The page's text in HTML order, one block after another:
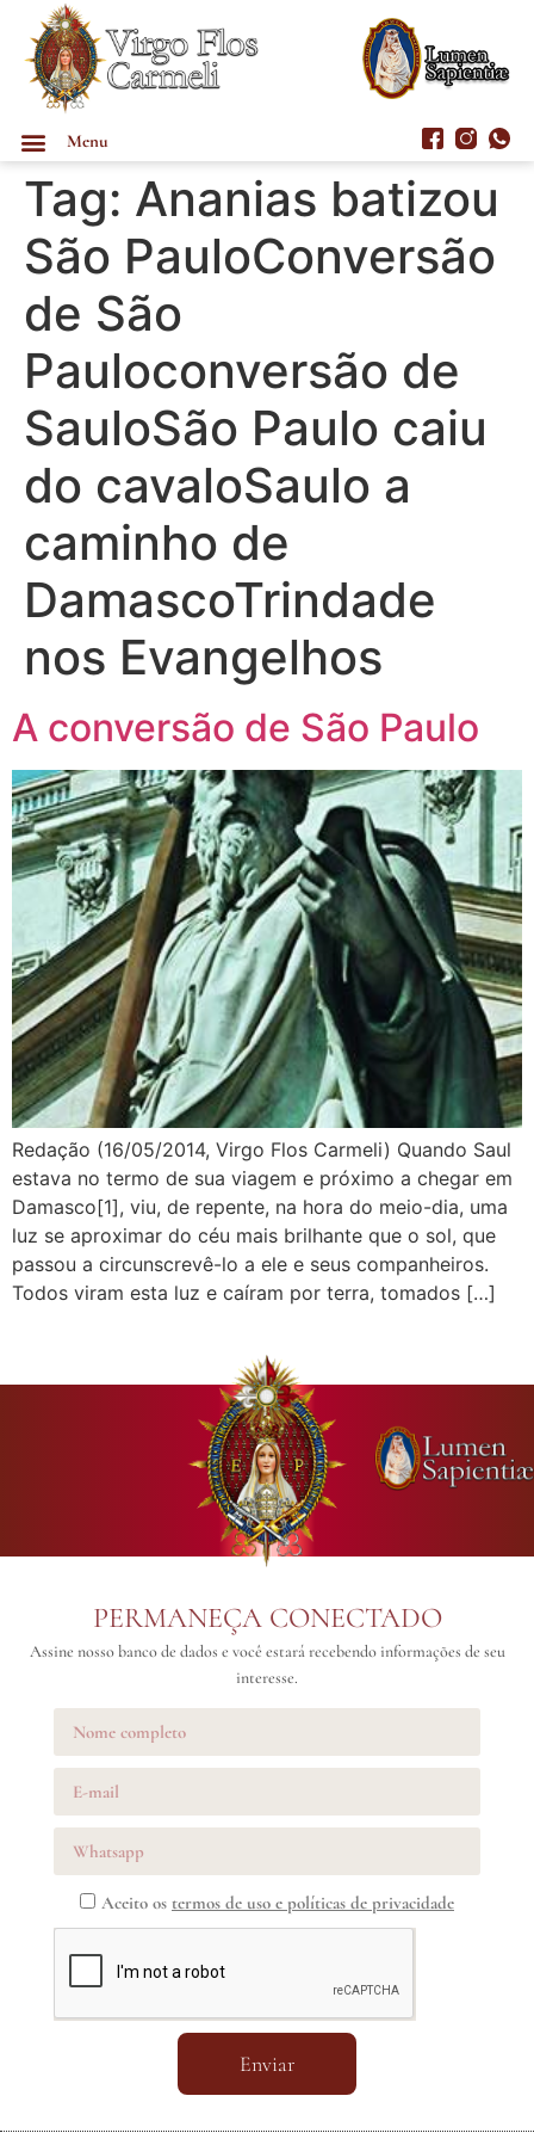
Menu
Tag: Ananias batizou
São PauloConversão
de São
Pauloconversão de
SauloSão Paulo caiu
do cavaloSaulo a
caminho de
DamascoTrindade
nos Evangelhos
A conversão de São Paulo
Redação (16/05/2014, Virgo Flos Carmeli) Quando Saul
estava no termo de sua viagem e próximo a chegar em
Damasco[1], viu, de repente, na hora do meio-dia, uma
luz se aproximar do céu mais brilhante que o sol, que
passou a circunscrevê-lo a ele e seus companheiros.
Todos viram esta luz e caíram por terra, tomados […]
PERMANEÇA CONECTADO
Assine nosso banco de dados e você estará recebendo informações de seu
interesse.
Aceito os termos de uso e políticas de privacidade
Enviar